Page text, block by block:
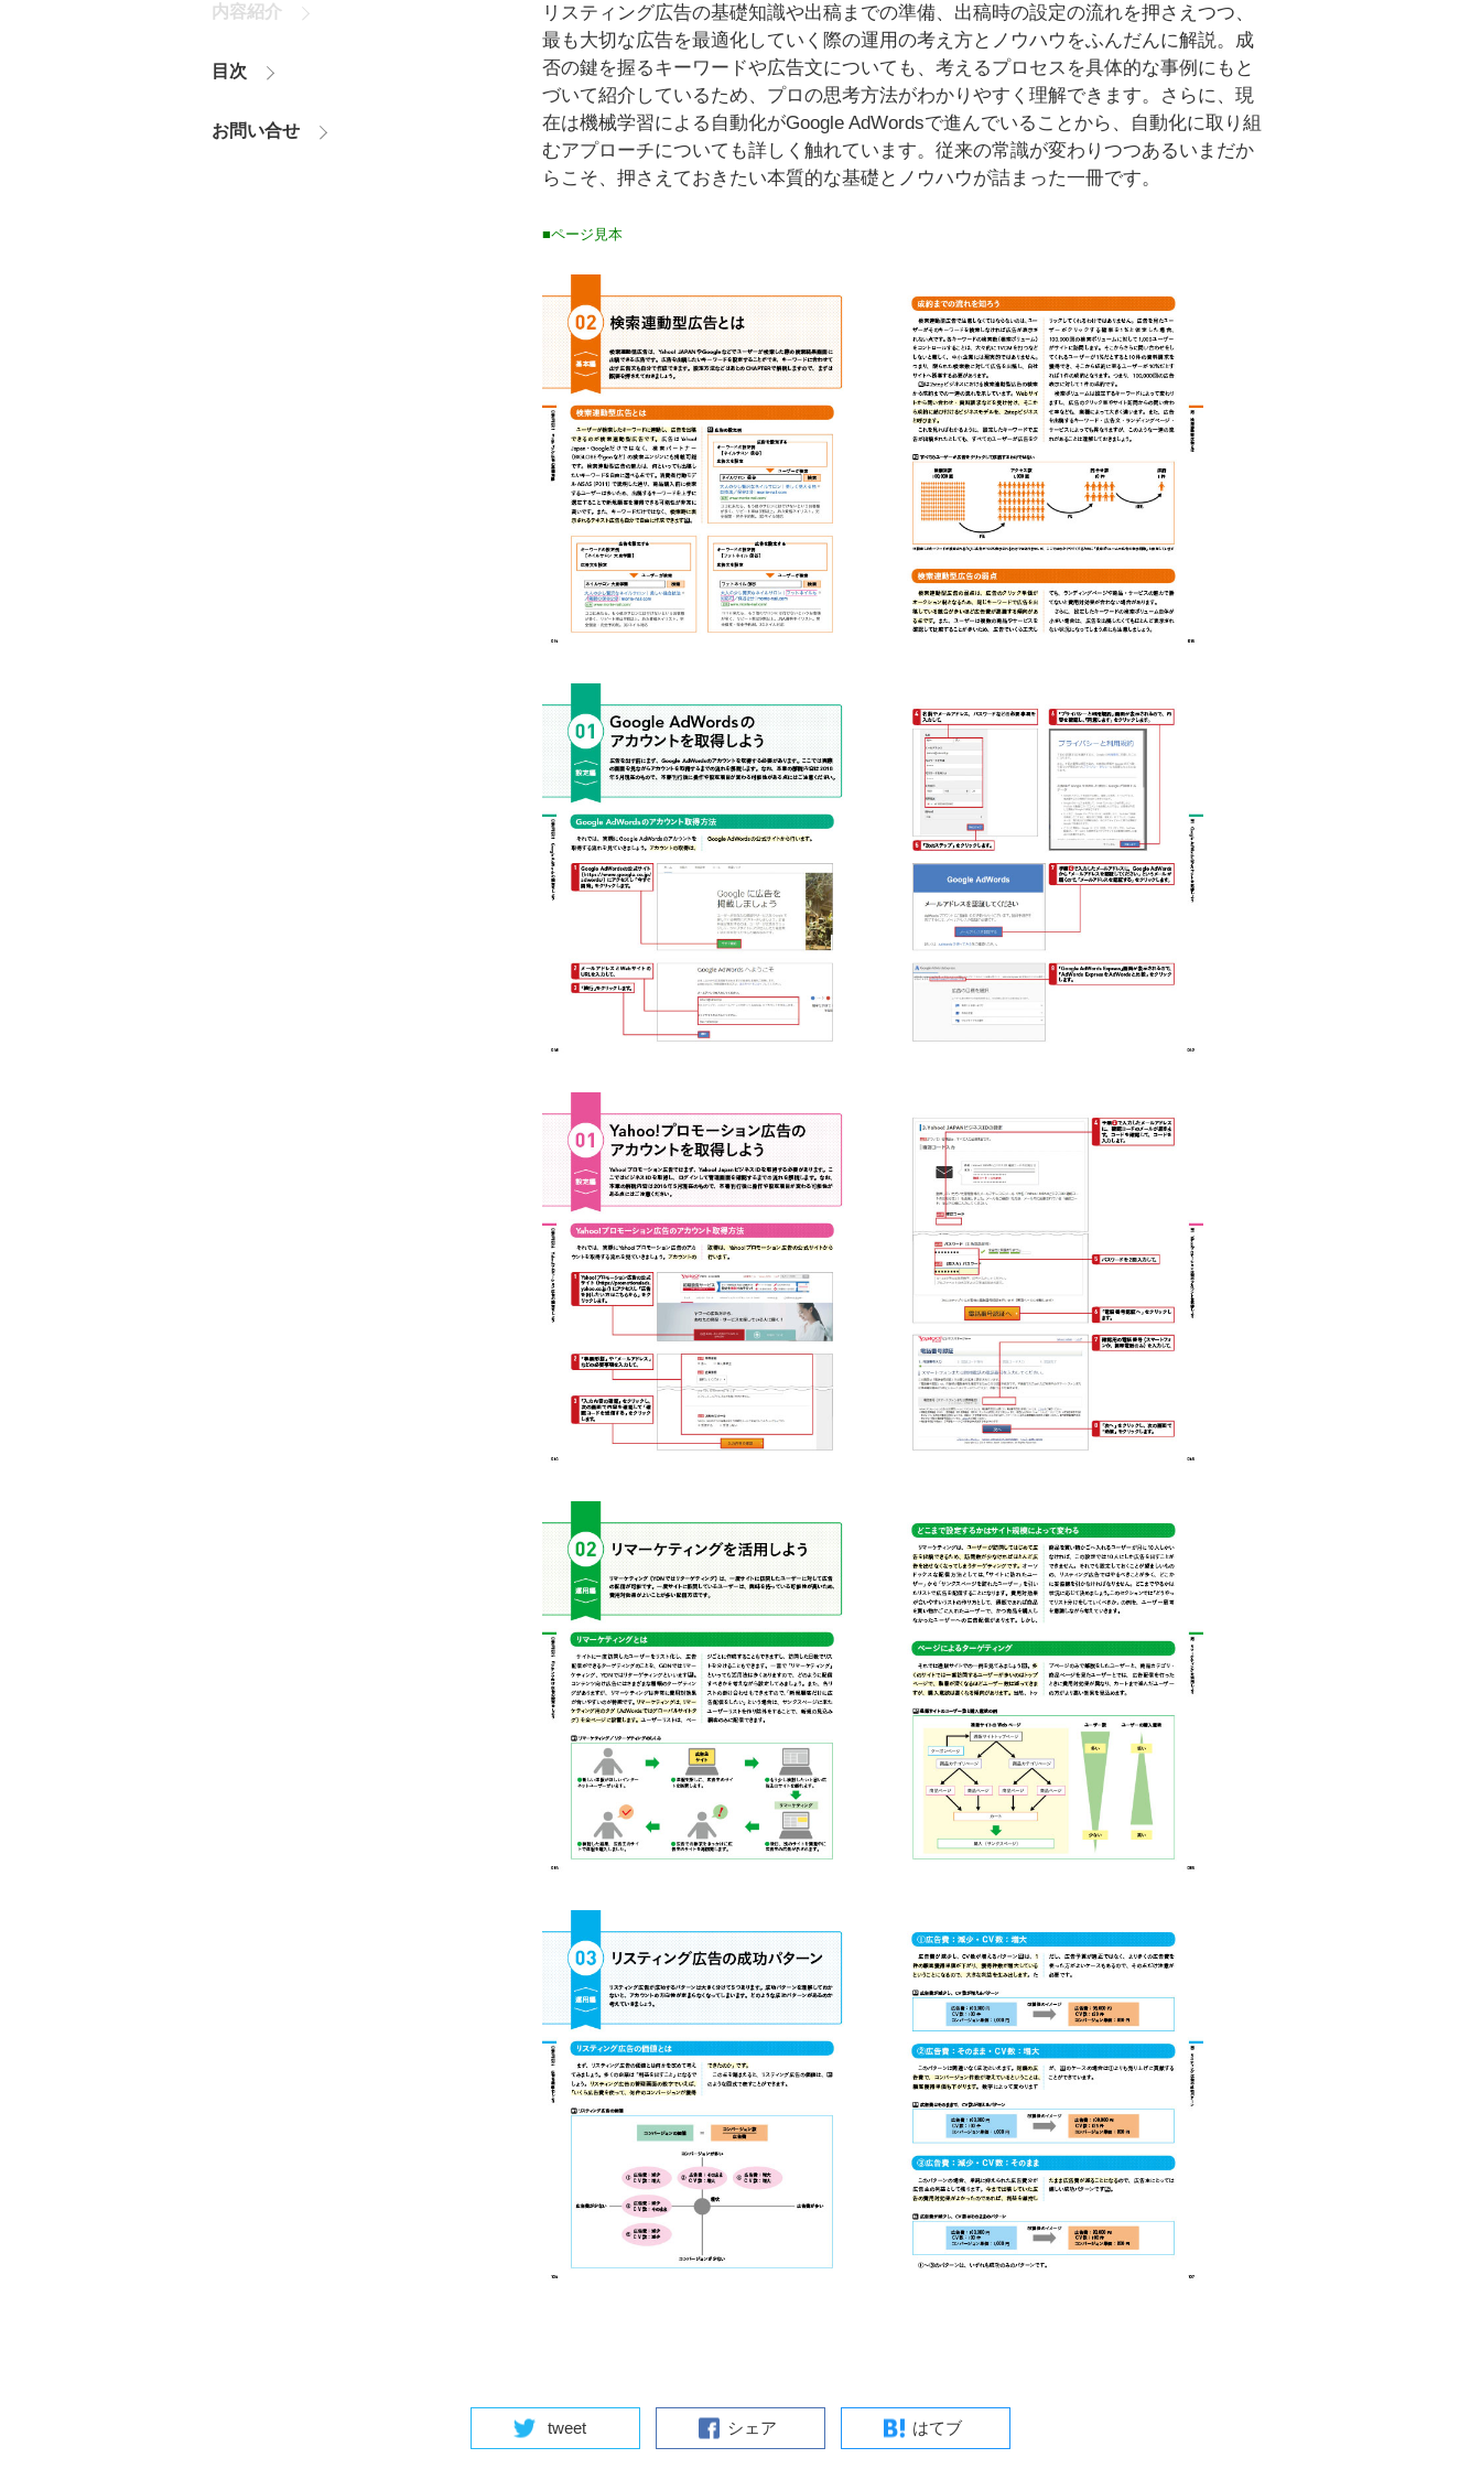
内容紹介
目次
お問い合せ
リスティング広告の基礎知識や出稿までの準備、出稿時の設定の流れを押さえつつ、
最も大切な広告を最適化していく際の運用の考え方とノウハウをふんだんに解説。成
否の鍵を握るキーワードや広告文についても、考えるプロセスを具体的な事例にもと
づいて紹介しているため、プロの思考方法がわかりやすく理解できます。さらに、現
在は機械学習による自動化がGoogle AdWordsで進んでいることから、自動化に取り組
むアプローチについても詳しく触れています。従来の常識が変わりつつあるいまだか
らこそ、押さえておきたい本質的な基礎とノウハウが詰まった一冊です。
■ページ見本
tweet シェア はてブ